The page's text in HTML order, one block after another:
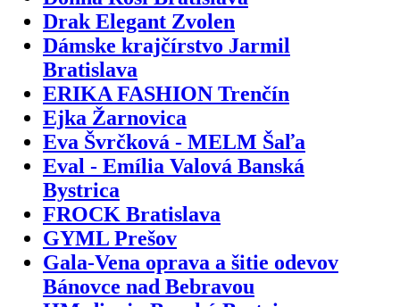
Drak Elegant Zvolen
Dámske krajčírstvo Jarmil
Bratislava
ERIKA FASHION Trenčín
Ejka Žarnovica
Eva Švrčková - MELM Šaľa
Eval - Emília Valová Banská
Bystrica
FROCK Bratislava
GYML Prešov
Gala-Vena oprava a šitie odevov
Bánovce nad Bebravou